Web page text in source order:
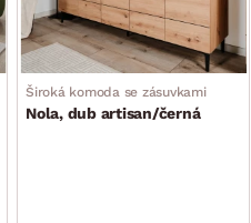
Široká komoda se zásuvkami
Nola, dub artisan/černá